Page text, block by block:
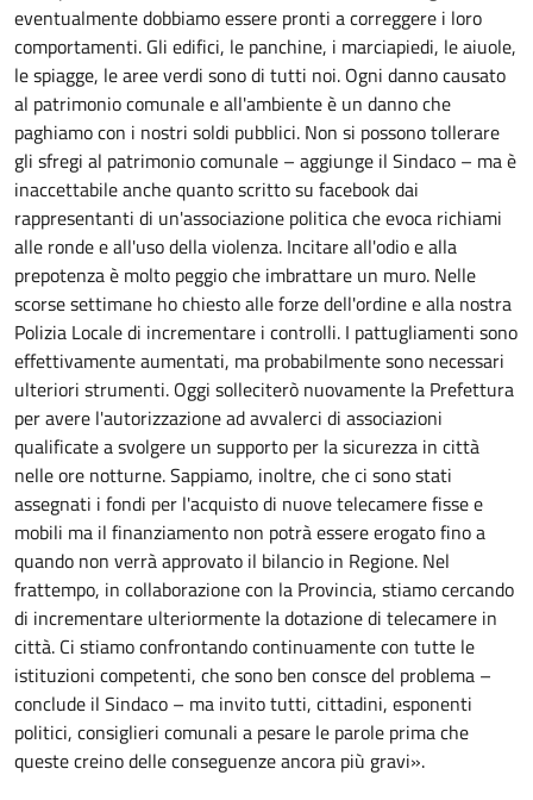
eventualmente dobbiamo essere pronti a correggere i loro
comportamenti. Gli edifici, le panchine, i marciapiedi, le aiuole,
le spiagge, le aree verdi sono di tutti noi. Ogni danno causato
al patrimonio comunale e all'ambiente è un danno che
paghiamo con i nostri soldi pubblici. Non si possono tollerare
gli sfregi al patrimonio comunale – aggiunge il Sindaco – ma è
inaccettabile anche quanto scritto su facebook dai
rappresentanti di un'associazione politica che evoca richiami
alle ronde e all'uso della violenza. Incitare all'odio e alla
prepotenza è molto peggio che imbrattare un muro. Nelle
scorse settimane ho chiesto alle forze dell'ordine e alla nostra
Polizia Locale di incrementare i controlli. I pattugliamenti sono
effettivamente aumentati, ma probabilmente sono necessari
ulteriori strumenti. Oggi solleciterò nuovamente la Prefettura
per avere l'autorizzazione ad avvalerci di associazioni
qualificate a svolgere un supporto per la sicurezza in città
nelle ore notturne. Sappiamo, inoltre, che ci sono stati
assegnati i fondi per l'acquisto di nuove telecamere fisse e
mobili ma il finanziamento non potrà essere erogato fino a
quando non verrà approvato il bilancio in Regione. Nel
frattempo, in collaborazione con la Provincia, stiamo cercando
di incrementare ulteriormente la dotazione di telecamere in
città. Ci stiamo confrontando continuamente con tutte le
istituzioni competenti, che sono ben consce del problema –
conclude il Sindaco – ma invito tutti, cittadini, esponenti
politici, consiglieri comunali a pesare le parole prima che
queste creino delle conseguenze ancora più gravi».